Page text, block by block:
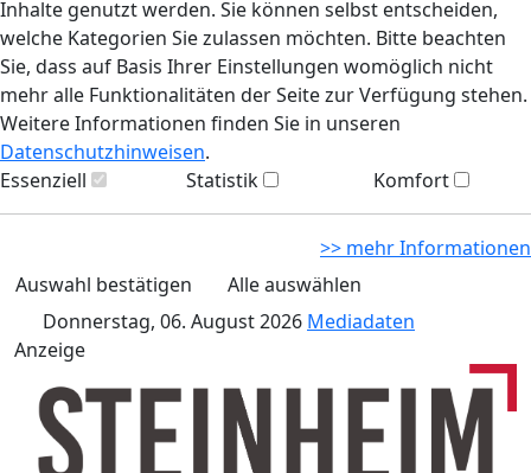
Inhalte genutzt werden. Sie können selbst entscheiden,
welche Kategorien Sie zulassen möchten. Bitte beachten
Sie, dass auf Basis Ihrer Einstellungen womöglich nicht
mehr alle Funktionalitäten der Seite zur Verfügung stehen.
Weitere Informationen finden Sie in unseren
Datenschutzhinweisen.
Essenziell
Statistik Komfort
>> mehr Informationen
Auswahl bestätigen
Alle auswählen
Donnerstag, 06. August 2026 Mediadaten
Anzeige